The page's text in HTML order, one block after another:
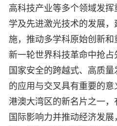
高科技产业等多个领域发
学及先进激光技术的发展
施，推动多学科原始创新
新一轮世界科技革命中抢占
国家安全的跨越式、高质
的应用与交叉具有重要的
港澳大湾区的新名片之一
国际影响力并推动经济发